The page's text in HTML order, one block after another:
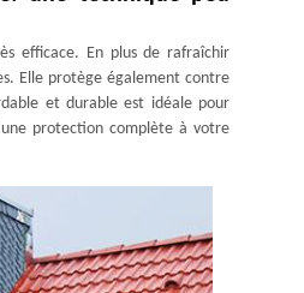
efficace. En plus de rafraîchir
Elle protège également contre
et durable est idéale pour
protection complète à votre